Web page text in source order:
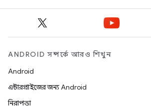
ANDROID সম্পর্কে আরও শিখুন
Android
এন্টারপ্রাইজের জন্য Android
নিরাপত্তা